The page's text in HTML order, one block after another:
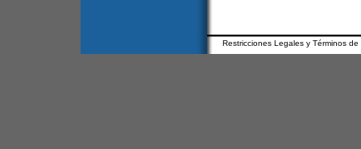
Restricciones Legales y Términos de